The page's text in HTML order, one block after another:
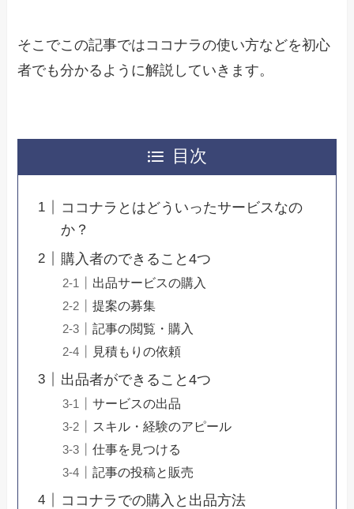
そこでこの記事ではココナラの使い方などを初心
者でも分かるように解説していきます。
目次
ココナラとはどういったサービスなの
か？
購入者のできること4つ
出品サービスの購入
提案の募集
記事の閲覧・購入
見積もりの依頼
出品者ができること4つ
サービスの出品
スキル・経験のアピール
仕事を見つける
記事の投稿と販売
ココナラでの購入と出品方法